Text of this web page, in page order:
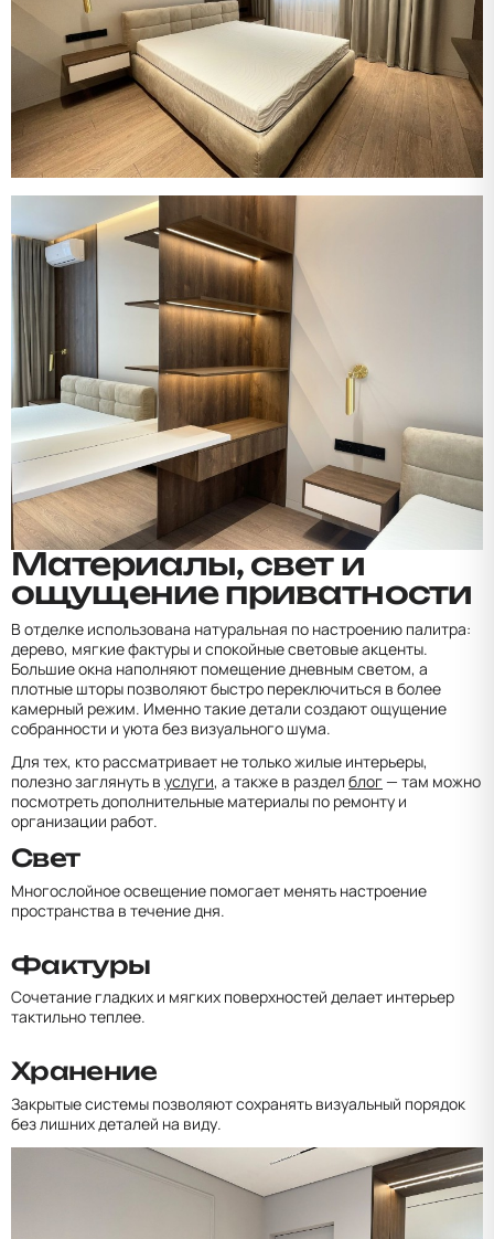
Материалы, свет и
ощущение приватности
В отделке использована натуральная по настроению палитра:
дерево, мягкие фактуры и спокойные световые акценты.
Большие окна наполняют помещение дневным светом, а
плотные шторы позволяют быстро переключиться в более
камерный режим. Именно такие детали создают ощущение
собранности и уюта без визуального шума.
Для тех, кто рассматривает не только жилые интерьеры,
полезно заглянуть в услуги, а также в раздел блог — там можно
посмотреть дополнительные материалы по ремонту и
организации работ.
Свет
Многослойное освещение помогает менять настроение
пространства в течение дня.
Фактуры
Сочетание гладких и мягких поверхностей делает интерьер
тактильно теплее.
Хранение
Закрытые системы позволяют сохранять визуальный порядок
без лишних деталей на виду.